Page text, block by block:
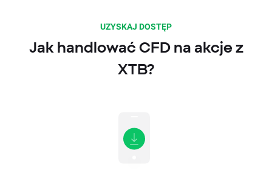
UZYSKAJ DOSTĘP
Jak handlować CFD na akcje z
XTB?